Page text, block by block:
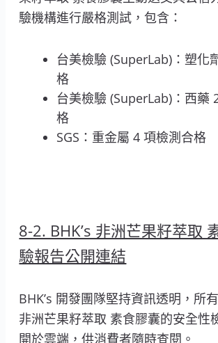
驗機構進行嚴格測試，包含：
台美檢驗 (SuperLab)：塑化
格
台美檢驗 (SuperLab)：西藥
格
SGS：重金屬 4 項檢測合格
8-2. BHK’s 非洲芒果籽萃取
驗報告公開連結
BHK’s 開發團隊堅持資訊透明，所
非洲芒果籽萃取 素食膠囊的安全性
開於雲端，供消費者隨時查閱。